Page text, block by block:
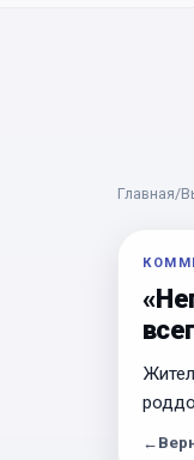
Главная/
←